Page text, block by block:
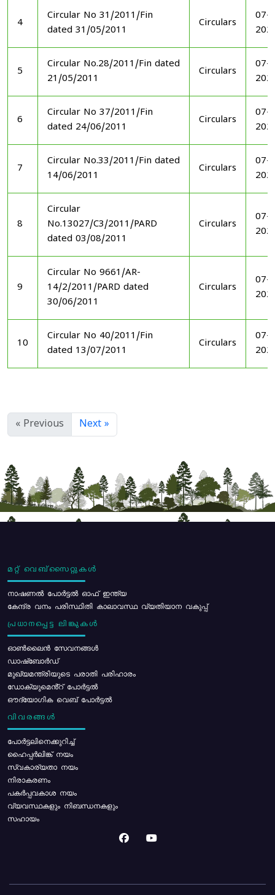
4
Circular No 31/2011/Fin
dated 31/05/2011
Circulars
07-
5
Circular No.28/2011/Fin dated
21/05/2011
Circulars
07-
6
Circular No 37/2011/Fin
dated 24/06/2011
Circulars
07-
7
Circular No.33/2011/Fin dated
14/06/2011
Circulars
07-
8
Circular
No.13027/C3/2011/PARD
dated 03/08/2011
Circulars
07-
9
Circular No 9661/AR-
14/2/2011/PARD dated
30/06/2011
Circulars
07-
10
Circular No 40/2011/Fin
dated 13/07/2011
Circulars
07-
« Previous Next »
മറ്റ് വെബ്സൈറ്റുകൾ
നാഷണൽ പോർട്ടൽ ഓഫ് ഇന്ത്യ
കേന്ദ്ര വനം പരിസ്ഥിതി കാലാവസ്ഥ വ്യതിയാന വകുപ്പ്
പ്രധാനപ്പെട്ട ലിങ്കുകൾ
ഓൺലൈൻ സേവനങ്ങൾ
ഡാഷ്ബോർഡ്
മുഖ്യമന്ത്രിയുടെ പരാതി പരിഹാരം
ഡോക്യുമെൻ്റ് പോർട്ടൽ
ഔദ്യോഗിക വെബ് പോർട്ടൽ
വിവരങ്ങൾ
പോര്‍ട്ടലിനെക്കുറിച്ച്
ഹൈപ്പർലിങ്ക് നയം
സ്വകാര്യതാ നയം
നിരാകരണം
പകർപ്പവകാശ നയം
വ്യവസ്ഥകളും നിബന്ധനകളും
സഹായം